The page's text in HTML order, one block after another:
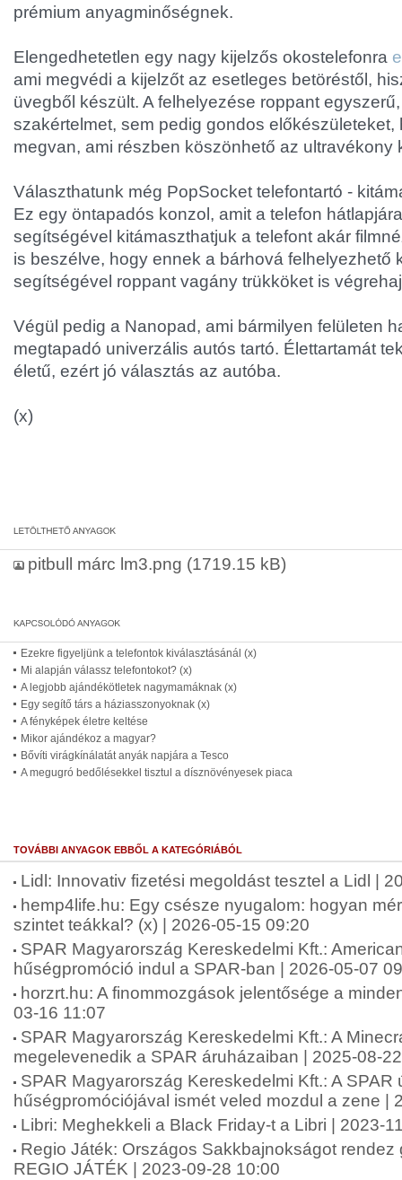
prémium anyagminőségnek.
Elengedhetetlen egy nagy kijelzős okostelefonra
ami megvédi a kijelzőt az esetleges betöréstől,
üvegből készült. A felhelyezése roppant
szakértelmet, sem pedig gondos előkészületeket,
megvan, ami részben köszönhető az ultravékony
Választhatunk még PopSocket telefontartó -
Ez egy öntapadós konzol, amit a telefon
segítségével kitámaszthatjuk a telefont akár
is beszélve, hogy ennek a bárhová felhelyezhető
segítségével roppant vagány trükköket is
Végül pedig a Nanopad, ami bármilyen felületen
megtapadó univerzális autós tartó. Élettartamát
életű, ezért jó választás az autóba.
(x)
pitbull márc lm3.png (1719.15 kB)
Ezekre figyeljünk a telefontok kiválasztásánál (x)
Mi alapján válassz telefontokot? (x)
A legjobb ajándékötletek nagymamáknak (x)
Egy segítő társ a háziasszonyoknak (x)
A fényképek életre keltése
Mikor ajándékoz a magyar?
Bővíti virágkínálatát anyák napjára a Tesco
A megugró bedőlésekkel tisztul a dísznövényesek piaca
TOVÁBBI ANYAGOK EBBŐL A KATEGÓRIÁBÓL
Lidl: Innovativ fizetési megoldást tesztel a Lidl |
hemp4life.hu: Egy csésze nyugalom: hogyan
szintet teákkal? (x) | 2026-05-15 09:20
SPAR Magyarország Kereskedelmi Kft.:
hűségpromóció indul a SPAR-ban | 2026-05-07
horzrt.hu: A finommozgások jelentősége a
03-16 11:07
SPAR Magyarország Kereskedelmi Kft.: A
megelevenedik a SPAR áruházaiban | 2025-08-
SPAR Magyarország Kereskedelmi Kft.: A SPAR
hűségpromóciójával ismét veled mozdul a zene |
Libri: Meghekkeli a Black Friday-t a Libri | 2023-
Regio Játék: Országos Sakkbajnokságot rendez
REGIO JÁTÉK | 2023-09-28 10:00